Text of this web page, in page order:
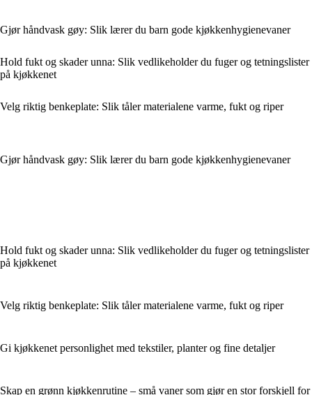
Gjør håndvask gøy: Slik lærer du barn gode kjøkkenhygienevaner
Hold fukt og skader unna: Slik vedlikeholder du fuger og tetningslister
på kjøkkenet
Velg riktig benkeplate: Slik tåler materialene varme, fukt og riper
Gjør håndvask gøy: Slik lærer du barn gode kjøkkenhygienevaner
Hold fukt og skader unna: Slik vedlikeholder du fuger og tetningslister
på kjøkkenet
Velg riktig benkeplate: Slik tåler materialene varme, fukt og riper
Gi kjøkkenet personlighet med tekstiler, planter og fine detaljer
Skap en grønn kjøkkenrutine – små vaner som gjør en stor forskjell for